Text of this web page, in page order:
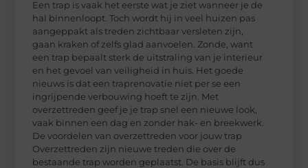
Een trap is vaak het eerste wat je ziet wanneer je de
hal binnenloopt. Toch wordt hij in veel huizen pas
aangeppakt als treden zichtbaar versleten zijn,
gaan kraken of zelfs glad aanvoelen. Zonde, want
een trap bepaalt sterk de uitstraling van je interieur
en het gevoel van veiligheid in huis. Het goede
nieuws is dat een traprenovatie niet per se een
ingrijpende verbouwing hoeft te zijn. Met
overzettreden geef je je trap snel een nieuwe look,
vaak binnen een dag en zonder hak- en breekwerk.
De voordelen van overzettreden voor jouw trap
Overzettreden zijn nieuwe treden die over de
bestaande trap worden geplaatst. De basis blijft dus